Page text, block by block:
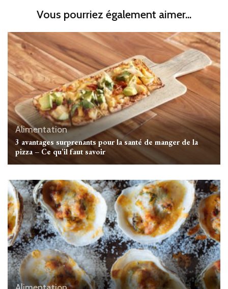
Vous pourriez également aimer...
Alimentation
3 avantages surprenants pour la santé de manger de la
pizza – Ce qu’il faut savoir